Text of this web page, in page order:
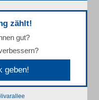
zählt!
gut?
geben!